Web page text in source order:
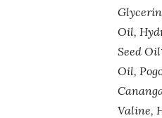
Oil,
Seed
Oil,
Valine,